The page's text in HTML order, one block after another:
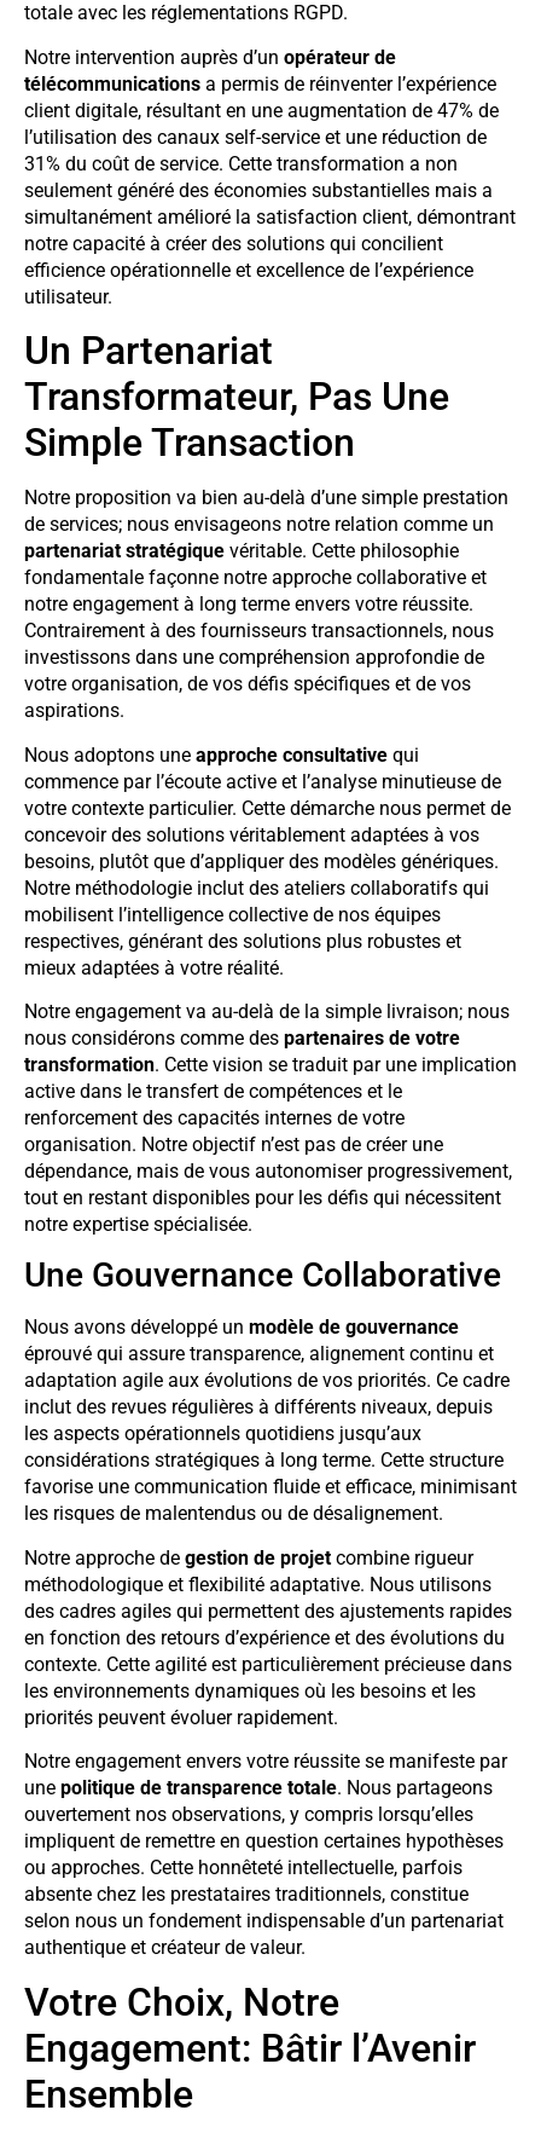
totale avec les réglementations RGPD.
Notre intervention auprès d’un opérateur de
télécommunications a permis de réinventer l’expérience
client digitale, résultant en une augmentation de 47% de
l’utilisation des canaux self-service et une réduction de
31% du coût de service. Cette transformation a non
seulement généré des économies substantielles mais a
simultanément amélioré la satisfaction client, démontrant
notre capacité à créer des solutions qui concilient
efficience opérationnelle et excellence de l’expérience
utilisateur.
Un Partenariat
Transformateur, Pas Une
Simple Transaction
Notre proposition va bien au-delà d’une simple prestation
de services; nous envisageons notre relation comme un
partenariat stratégique véritable. Cette philosophie
fondamentale façonne notre approche collaborative et
notre engagement à long terme envers votre réussite.
Contrairement à des fournisseurs transactionnels, nous
investissons dans une compréhension approfondie de
votre organisation, de vos défis spécifiques et de vos
aspirations.
Nous adoptons une approche consultative qui
commence par l’écoute active et l’analyse minutieuse de
votre contexte particulier. Cette démarche nous permet de
concevoir des solutions véritablement adaptées à vos
besoins, plutôt que d’appliquer des modèles génériques.
Notre méthodologie inclut des ateliers collaboratifs qui
mobilisent l’intelligence collective de nos équipes
respectives, générant des solutions plus robustes et
mieux adaptées à votre réalité.
Notre engagement va au-delà de la simple livraison; nous
nous considérons comme des partenaires de votre
transformation. Cette vision se traduit par une implication
active dans le transfert de compétences et le
renforcement des capacités internes de votre
organisation. Notre objectif n’est pas de créer une
dépendance, mais de vous autonomiser progressivement,
tout en restant disponibles pour les défis qui nécessitent
notre expertise spécialisée.
Une Gouvernance Collaborative
Nous avons développé un modèle de gouvernance
éprouvé qui assure transparence, alignement continu et
adaptation agile aux évolutions de vos priorités. Ce cadre
inclut des revues régulières à différents niveaux, depuis
les aspects opérationnels quotidiens jusqu’aux
considérations stratégiques à long terme. Cette structure
favorise une communication fluide et efficace, minimisant
les risques de malentendus ou de désalignement.
Notre approche de gestion de projet combine rigueur
méthodologique et flexibilité adaptative. Nous utilisons
des cadres agiles qui permettent des ajustements rapides
en fonction des retours d’expérience et des évolutions du
contexte. Cette agilité est particulièrement précieuse dans
les environnements dynamiques où les besoins et les
priorités peuvent évoluer rapidement.
Notre engagement envers votre réussite se manifeste par
une politique de transparence totale. Nous partageons
ouvertement nos observations, y compris lorsqu’elles
impliquent de remettre en question certaines hypothèses
ou approches. Cette honnêteté intellectuelle, parfois
absente chez les prestataires traditionnels, constitue
selon nous un fondement indispensable d’un partenariat
authentique et créateur de valeur.
Votre Choix, Notre
Engagement: Bâtir l’Avenir
Ensemble